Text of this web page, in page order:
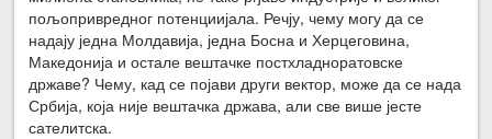
пољопривредног потенциијала. Речју, чему могу да се
надају једна Молдавија, једна Босна и Херцеговина,
Македонија и остале вештачке постхладноратовске
државе? Чему, кад се појави други вектор, може да се нада
Србија, која није вештачка држава, али све више јесте
сателитска.